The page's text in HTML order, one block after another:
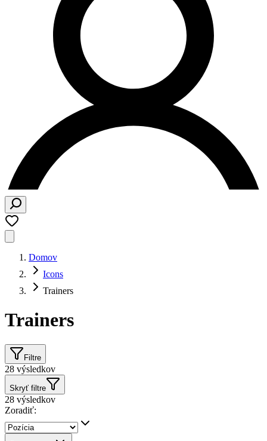
Domov
Icons
Trainers
Trainers
Filtre
28 výsledkov
Skryť filtre
28 výsledkov
Zoradiť: